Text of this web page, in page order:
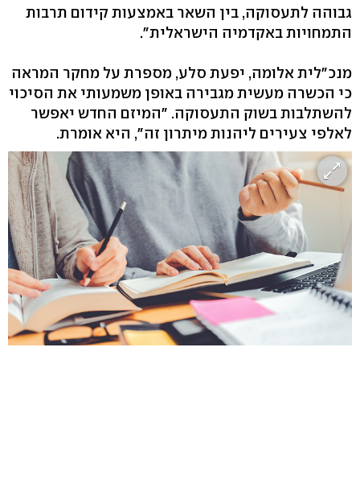
גבוהה לתעסוקה, בין השאר באמצעות קידום תרבות
התמחויות באקדמיה הישראלית".
מנכ"לית אלומה, יפעת סלע, מספרת על מחקר המראה
כי הכשרה מעשית מגבירה באופן משמעותי את הסיכוי
להשתלבות בשוק התעסוקה. "המיזם החדש יאפשר
לאלפי צעירים ליהנות מיתרון זה", היא אומרת.